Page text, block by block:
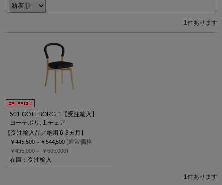
1件あります
501 GOTEBORG, 1【受注輸入】
ヨーテボリ, 1 チェア
【受注輸入品／納期 6-8ヵ月】
￥445,500～ ￥544,500 (通常価格
￥495,000～ ￥605,000)
在庫：受注輸入
1件あります